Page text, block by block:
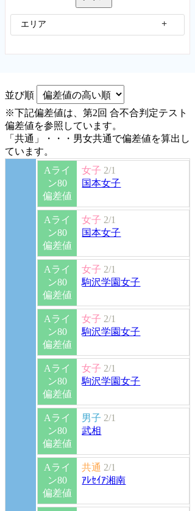
エリア
並び順
※下記偏差値は、第2回 合不合判定テスト
偏差値を参照しています。
「共通」・・・男女共通で偏差値を算出し
ています。
Aライ
ン80
偏差値
女子 2/1
国本女子
Aライ
ン80
偏差値
女子 2/1
国本女子
Aライ
ン80
偏差値
女子 2/1
駒沢学園女子
Aライ
ン80
偏差値
女子 2/1
駒沢学園女子
Aライ
ン80
偏差値
女子 2/1
駒沢学園女子
Aライ
ン80
偏差値
男子 2/1
武相
Aライ
ン80
偏差値
共通 2/1
ｱﾚｾｲｱ湘南